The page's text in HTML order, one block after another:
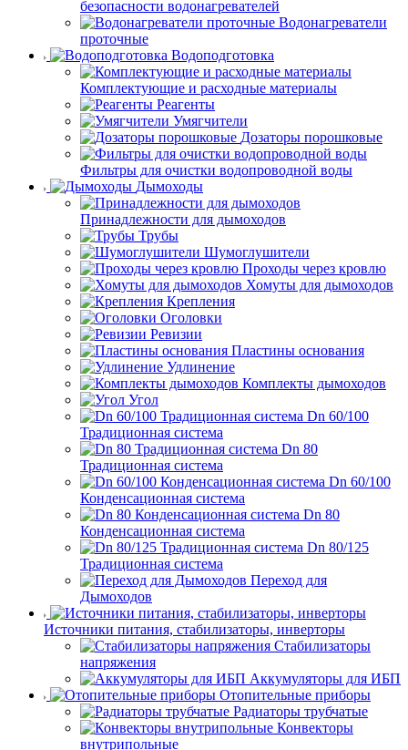
безопасности водонагревателей
Водонагреватели
проточные
Водоподготовка
Комплектующие и расходные материалы
Реагенты
Умягчители
Дозаторы порошковые
Фильтры для очистки водопроводной воды
Дымоходы
Принадлежности для дымоходов
Трубы
Шумоглушители
Проходы через кровлю
Хомуты для дымоходов
Крепления
Оголовки
Ревизии
Пластины основания
Удлинение
Комплекты дымоходов
Угол
Dn 60/100
Традиционная система
Dn 80
Традиционная система
Dn 60/100
Конденсационная система
Dn 80
Конденсационная система
Dn 80/125
Традиционная система
Переход для
Дымоходов
Источники питания, стабилизаторы, инверторы
Стабилизаторы
напряжения
Аккумуляторы для ИБП
Отопительные приборы
Радиаторы трубчатые
Конвекторы
внутрипольные